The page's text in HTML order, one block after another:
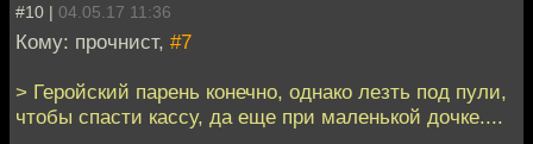
#10 | 04.05.17 11:36
Кому: прочнист, #7
> Геройский парень конечно, однако лезть под пули,
чтобы спасти кассу, да еще при маленькой дочке....